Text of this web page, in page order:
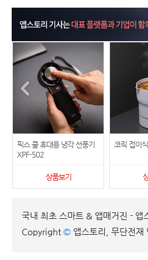
픽스 쿨 휴대용 냉각 선풍기
XPF-502
상품보기
코릭 접이
국내 최초 스마트 & 앱매거진 - 앱
Copyright © 앱스토리, 무단전재